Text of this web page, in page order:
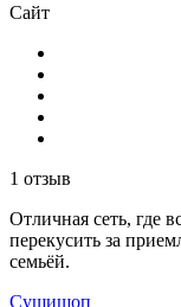
Сайт
1 отзыв
Отличная сеть, где
перекусить за
семьёй.
Сушишоп